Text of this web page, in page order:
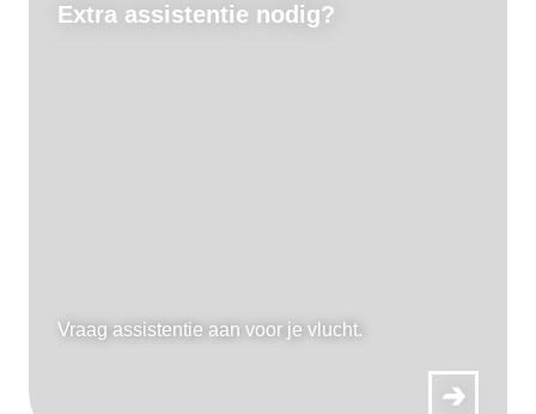
Extra assistentie nodig?
Vraag assistentie aan voor je vlucht.